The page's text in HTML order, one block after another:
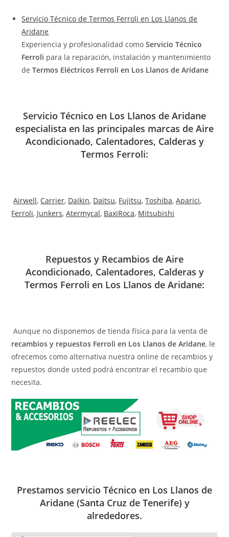
Servicio Técnico de Termos Ferroli en Los Llanos de
Aridane
Experiencia y profesionalidad comoServicio Técnico
Ferroli para la reparación, instalación y mantenimiento
deTermos Eléctricos Ferroli en Los Llanos de Aridane
Servicio Técnico en Los Llanos de Aridane
especialista en las principales marcas de Aire
Acondicionado, Calentadores, Calderas y
Termos Ferroli:
Airwell, Carrier, Daikin, Daitsu, Fujitsu,Toshiba,Aparici,
Ferroli, Junkers,Atermycal, BaxiRoca, Mitsubishi
Repuestos y Recambios de Aire
Acondicionado, Calentadores, Calderas y
Termos Ferroli en Los Llanos de Aridane:
Aunque no disponemos de tienda física para la venta de
recambios y repuestos Ferroli en Los Llanos de Aridane, le
ofrecemos como alternativa nuestra online de recambios y
repuestos donde usted podrá encontrar el recambio que
necesita.
Prestamos servicio Técnico en Los Llanos de
Aridane (Santa Cruz de Tenerife) y
alrededores.